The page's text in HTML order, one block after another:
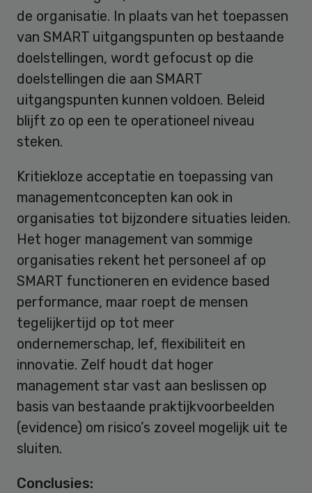
de organisatie. In plaats van het toepassen
van SMART uitgangspunten op bestaande
doelstellingen, wordt gefocust op die
doelstellingen die aan SMART
uitgangspunten kunnen voldoen. Beleid
blijft zo op een te operationeel niveau
steken.
Kritiekloze acceptatie en toepassing van
managementconcepten kan ook in
organisaties tot bijzondere situaties leiden.
Het hoger management van sommige
organisaties rekent het personeel af op
SMART functioneren en evidence based
performance, maar roept de mensen
tegelijkertijd op tot meer
ondernemerschap, lef, flexibiliteit en
innovatie. Zelf houdt dat hoger
management star vast aan beslissen op
basis van bestaande praktijkvoorbeelden
(evidence) om risico’s zoveel mogelijk uit te
sluiten.
Conclusies: